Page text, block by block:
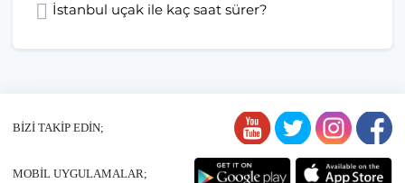
İstanbul uçak ile kaç saat sürer?
BİZİ TAKİP EDİN;
MOBİL UYGULAMALAR;